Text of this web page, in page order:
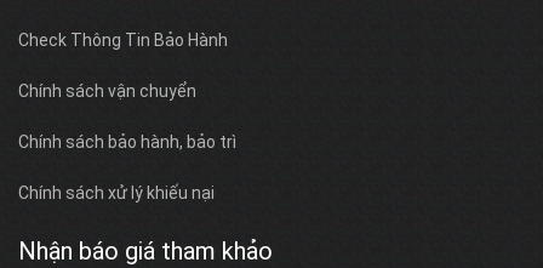
Check Thông Tin Bảo Hành
Chính sách vận chuyển
Chính sách bảo hành, bảo trì
Chính sách xử lý khiếu nại
Nhận báo giá tham khảo